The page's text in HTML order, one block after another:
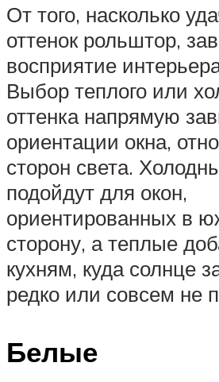
От того, насколько
оттенок рольштор,
восприятие
Выбор теплого или
оттенка напрямую
ориентации окна,
сторон света.
подойдут для окон,
ориентированных в
сторону, а теплые
кухням, куда солнце
редко или совсем не
Белые